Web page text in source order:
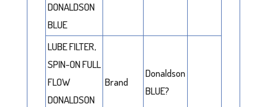
DONALDSON
BLUE
LUBE FILTER,
SPIN-ON FULL
FLOW
DONALDSON
Brand
Donaldson
BLUE?